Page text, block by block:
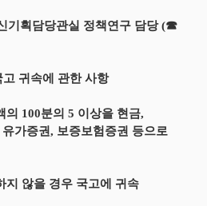
기획담당관실 정책연구 담당 (☎
귀속에 관한 사항
의 100분의 5 이상을 현금,
가증권, 보증보험증권 등으로
지 않을 경우 국고에 귀속